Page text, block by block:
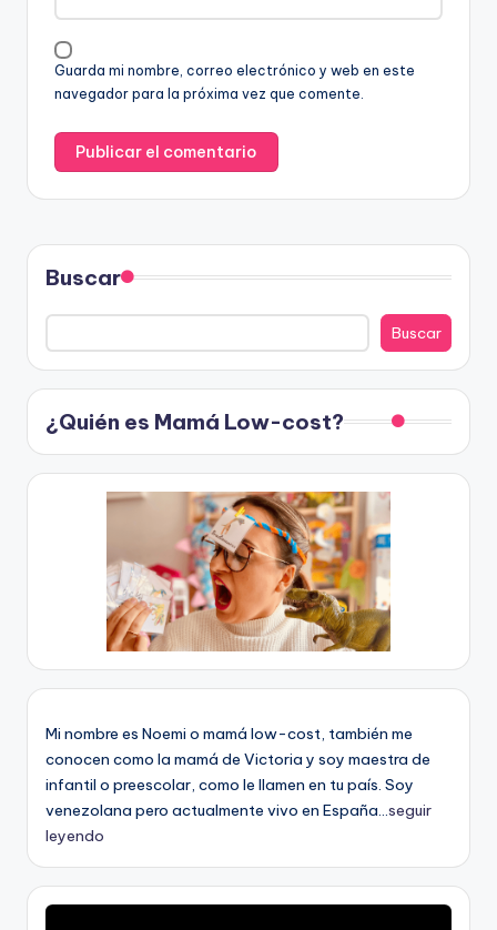
Guarda mi nombre, correo electrónico y web en este
navegador para la próxima vez que comente.
Buscar
Buscar
¿Quién es Mamá Low-cost?
Mi nombre es Noemi o mamá low-cost, también me
conocen como la mamá de Victoria y soy maestra de
infantil o preescolar, como le llamen en tu país. Soy
venezolana pero actualmente vivo en España...seguir
leyendo